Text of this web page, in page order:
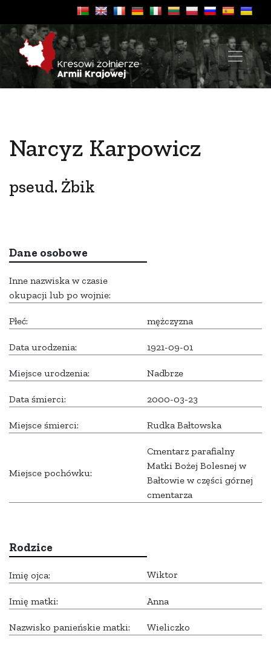
Narcyz Karpowicz
pseud. Żbik
Dane osobowe
Inne nazwiska w czasie
okupacji lub po wojnie:
Płeć: mężczyzna
Data urodzenia: 1921-09-01
Miejsce urodzenia: Nadbrze
Data śmierci: 2000-03-23
Miejsce śmierci: Rudka Bałtowska
Miejsce pochówku:
Cmentarz parafialny
Matki Bożej Bolesnej w
Bałtowie w części górnej
cmentarza
Rodzice
Imię ojca: Wiktor
Imię matki: Anna
Nazwisko panieńskie matki: Wieliczko